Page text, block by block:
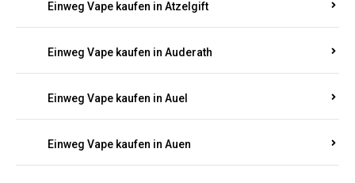
Einweg Vape kaufen in Atzelgift
Einweg Vape kaufen in Auderath
Einweg Vape kaufen in Auel
Einweg Vape kaufen in Auen